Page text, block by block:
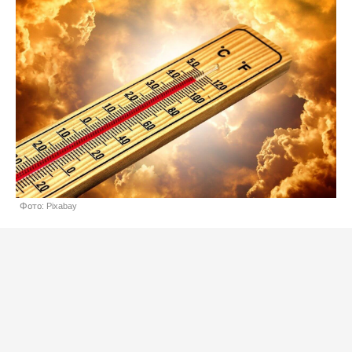
Фото: Pixabay